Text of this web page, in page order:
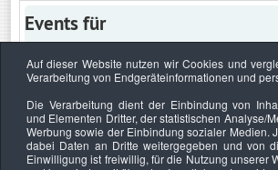
Events für
Keine Termine
Auf dieser Website nutzen wir Cookies und
Verarbeitung von Endgeräteinformationen und
Die Verarbeitung dient der Einbindung von
und Elementen Dritter, der statistischen Analyse/
Werbung sowie der Einbindung sozialer Medien.
dabei Daten an Dritte weitergegeben und von
Einwilligung ist freiwillig, für die Nutzung unserer